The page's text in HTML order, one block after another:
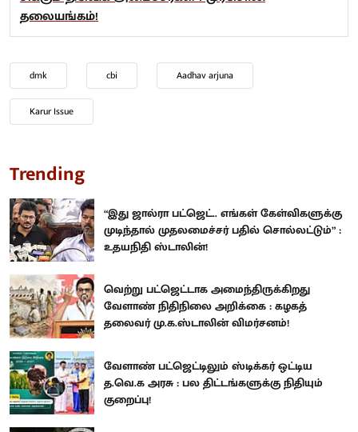
தலையங்கம்!
dmk cbi Aadhav arjuna
Karur Issue
Trending
“இது ஜால்ரா பட்ஜெட்.. எங்கள் கேள்விகளுக்கு
முடிந்தால் முதலமைச்சர் பதில் சொல்லட்டும்” :
உதயநிதி ஸ்டாலின்!
வெற்று பட்ஜெட்டாக அமைந்திருக்கிறது
வேளாண் நிதிநிலை அறிக்கை : கழகத்
தலைவர் மு.க.ஸ்டாலின் விமர்சனம்!
வேளாண் பட்ஜெட்டிலும் ஸ்டிக்கர் ஒட்டிய
த.வெ.க அரசு : பல திட்டங்களுக்கு நிதியும்
குறைப்பு!